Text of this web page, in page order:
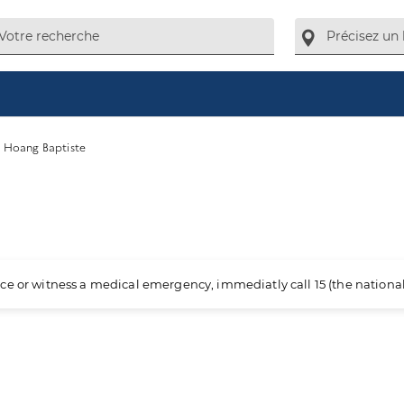
Hoang Baptiste
or witness a medical emergency, immediatly call 15 (the